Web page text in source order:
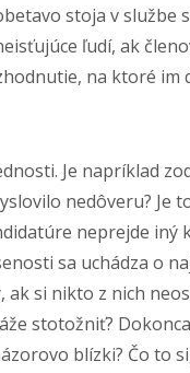
stoja v službe
ľudí, ak
na ktoré im
Je napríklad
nedôveru? Je
neprejde iný
sa uchádza o
ak si nikto z nich
stotožniť?
blízki? Čo to